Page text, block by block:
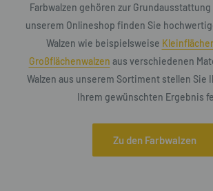
Farbwalzen gehören zur
unserem Onlineshop finden Sie
Walzen wie beispielsweise
Großflächenwalzen aus verschiedenen
Walzen aus unserem Sortiment stellen Sie
Ihrem gewünschten Ergebnis
Zu den Farbwalzen